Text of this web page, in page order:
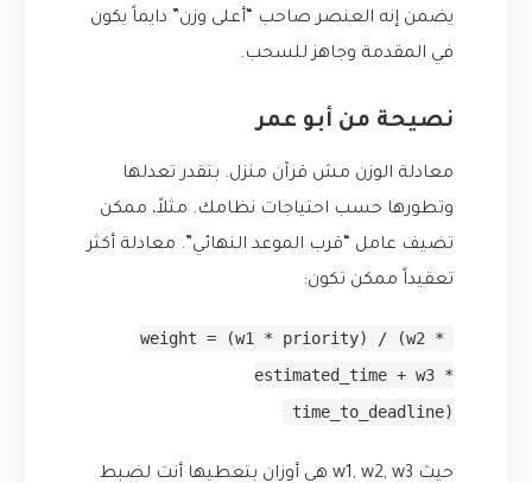
يضمن إنه العنصر صاحب “أعلى وزن” دايماً يكون
في المقدمة وجاهز للسحب.
نصيحة من أبو عمر
معادلة الوزن مش قرآن منزل. بتقدر تعدلها
وتطورها حسب احتياجات نظامك. مثلاً، ممكن
تضيف عامل “قرب الموعد النهائي”. معادلة أكثر
تعقيداً ممكن تكون:
weight = (w1 * priority) / (w2 *
estimated_time + w3 *
time_to_deadline)
حيث w1, w2, w3 هي أوزان بتعطيها أنت لضبط